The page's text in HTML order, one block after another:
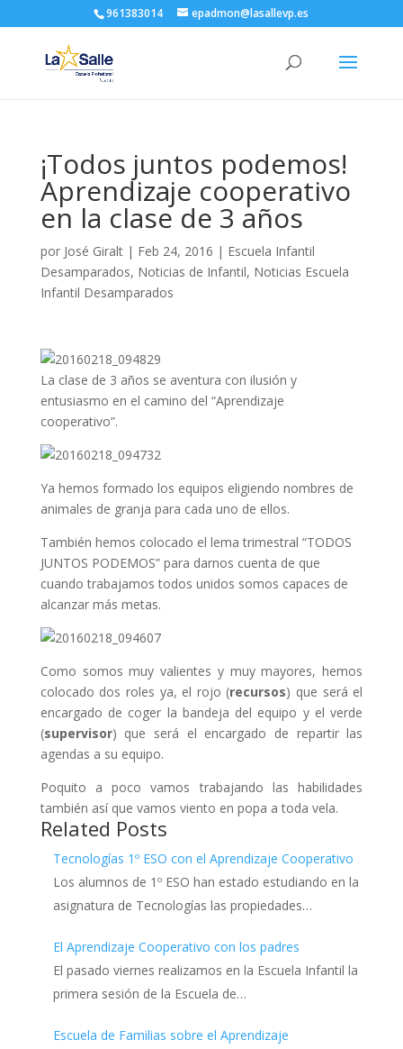
961383014 epadmon@lasallevp.es
¡Todos juntos podemos!
Aprendizaje cooperativo
en la clase de 3 años
por José Giralt| Feb 24, 2016 | Escuela Infantil
Desamparados, Noticias de Infantil, Noticias Escuela
Infantil Desamparados
La clase de 3 años se aventura con ilusión y
entusiasmo en el camino del “Aprendizaje
cooperativo”.
Ya hemos formado los equipos eligiendo nombres de
animales de granja para cada uno de ellos.
También hemos colocado el lema trimestral “TODOS
JUNTOS PODEMOS” para darnos cuenta de que
cuando trabajamos todos unidos somos capaces de
alcanzar más metas.
Como somos muy valientes y muy mayores, hemos
colocado dos roles ya, el rojo (recursos) que será el
encargado de coger la bandeja del equipo y el verde
(supervisor) que será el encargado de repartir las
agendas a su equipo.
Poquito a poco vamos trabajando las habilidades
también así que vamos viento en popa a toda vela.
Related Posts
Tecnologías 1º ESO con el Aprendizaje Cooperativo
Los alumnos de 1º ESO han estado estudiando en la
asignatura de Tecnologías las propiedades…
El Aprendizaje Cooperativo con los padres
El pasado viernes realizamos en la Escuela Infantil la
primera sesión de la Escuela de…
Escuela de Familias sobre el Aprendizaje